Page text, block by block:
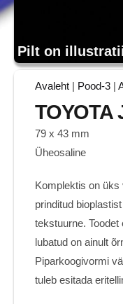
Pilt on
Avaleht Pood-3
TOYOTA
79 x 43 mm
Üheosaline
Komplektis on
prinditud
tekstuurne.
lubatud on ainult
Piparkoogivormi
tuleb esitada